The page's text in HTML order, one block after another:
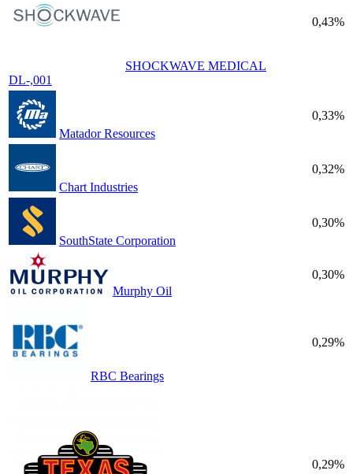
SHOCKWAVE MEDICAL
DL-,001
0,43%
Matador Resources
0,33%
Chart Industries
0,32%
SouthState Corporation
0,30%
Murphy Oil
0,30%
RBC Bearings
0,29%
0,29%